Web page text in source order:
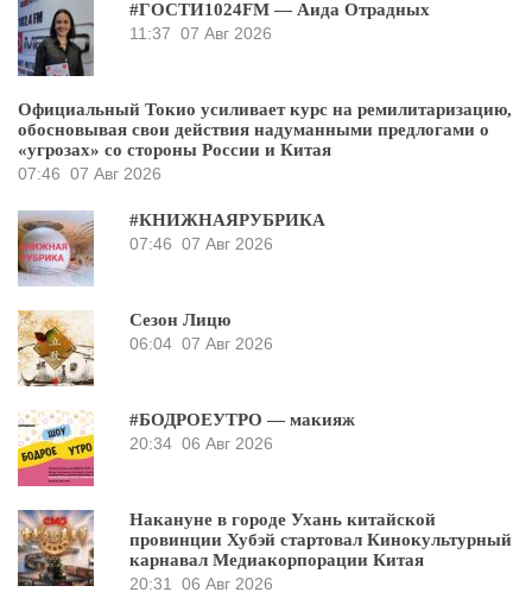
#ГОСТИ1024FM — Аида Отрадных
11:37 07 Авг 2026
Официальный Токио усиливает курс на ремилитаризацию,
обосновывая свои действия надуманными предлогами о
«угрозах» со стороны России и Китая
07:46 07 Авг 2026
#КНИЖНАЯРУБРИКА
07:46 07 Авг 2026
Сезон Лицю
06:04 07 Авг 2026
#БОДРОЕУТРО — макияж
20:34 06 Авг 2026
Накануне в городе Ухань китайской
провинции Хубэй стартовал Кинокультурный
карнавал Медиакорпорации Китая
20:31
06 Авг 2026